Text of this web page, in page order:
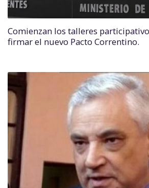
Comienzan los talleres
firmar el nuevo Pacto Correntino.